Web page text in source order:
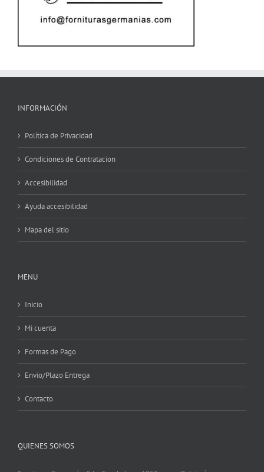
INFORMACIÓN
Política de Privacidad
Condiciones de Contratacion
Accesibilidad
Ayuda accesibilidad
Mapa del sitio
MENU
Inicio
Mi cuenta
Formas de Pago
Envio/Plazo Entrega
Contacto
QUIENES SOMOS